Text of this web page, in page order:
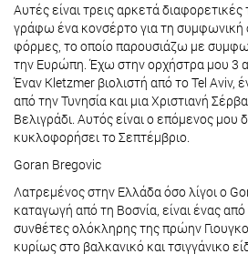
Αυτές είναι τρεις αρκετά διαφορετικές
γράφω ένα κονσέρτο για τη συμφωνική
φόρμες, το οποίο παρουσιάζω με
την Ευρώπη. Έχω στην ορχήστρα μου 3
Έναν Kletzmer βιολιστή από το Tel Aviv,
από την Τυνησία και μια Χριστιανή
Βελιγράδι. Αυτός είναι ο επόμενος μου
κυκλοφορήσει το Σεπτέμβριο.
Goran Bregovic
Λατρεμένος στην Ελλάδα όσο λίγοι ο
καταγωγή από τη Βοσνία, είναι ένας
συνθέτες ολόκληρης της πρώην
κυρίως στο βαλκανικό και τσιγγάνικο